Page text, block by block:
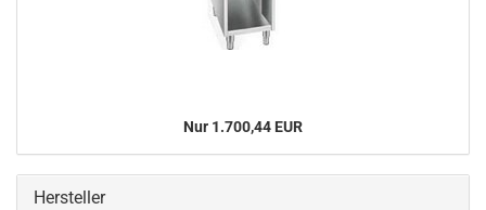
Nur 1.700,44 EUR
Hersteller